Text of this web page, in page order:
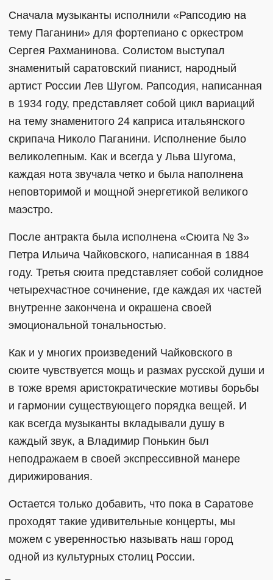
Сначала музыканты исполнили «Рапсодию на
тему Паганини» для фортепиано с оркестром
Сергея Рахманинова. Солистом выступал
знаменитый саратовский пианист, народный
артист России Лев Шугом. Рапсодия, написанная
в 1934 году, представляет собой цикл вариаций
на тему знаменитого 24 каприса итальянского
скрипача Николо Паганини. Исполнение было
великолепным. Как и всегда у Льва Шугома,
каждая нота звучала четко и была наполнена
неповторимой и мощной энергетикой великого
маэстро.
После антракта была исполнена «Сюита № 3»
Петра Ильича Чайковского, написанная в 1884
году. Третья сюита представляет собой солидное
четырехчастное сочинение, где каждая их частей
внутренне закончена и окрашена своей
эмоциональной тональностью.
Как и у многих произведений Чайковского в
сюите чувствуется мощь и размах русской души и
в тоже время аристократические мотивы борьбы
и гармонии существующего порядка вещей. И
как всегда музыканты вкладывали душу в
каждый звук, а Владимир Понькин был
неподражаем в своей экспрессивной манере
дирижирования.
Остается только добавить, что пока в Саратове
проходят такие удивительные концерты, мы
можем с уверенностью называть наш город
одной из культурных столиц России.